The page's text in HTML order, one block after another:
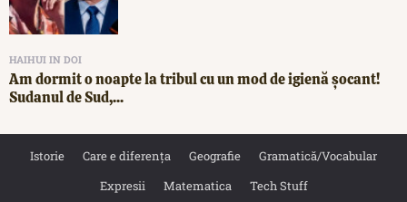
HAIHUI IN DOI
Am dormit o noapte la tribul cu un mod de igienă șocant!
Sudanul de Sud,...
Istorie Care e diferența Geografie
Gramatică/Vocabular
Expresii
Matematica Tech Stuff